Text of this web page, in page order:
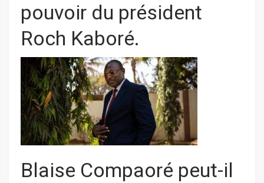
pouvoir du président
Roch Kaboré.
Blaise Compaoré peut-il